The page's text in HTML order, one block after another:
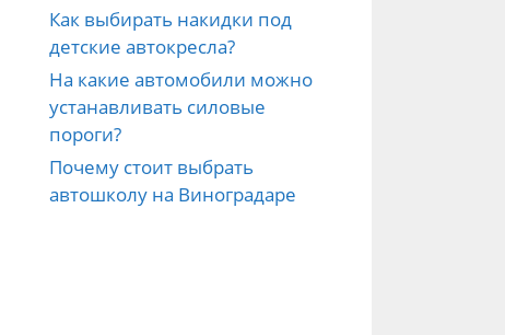
Как выбирать накидки под
детские автокресла?
На какие автомобили можно
устанавливать силовые
пороги?
Почему стоит выбрать
автошколу на Виноградаре